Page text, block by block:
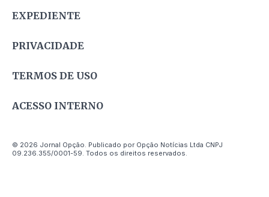
EXPEDIENTE
PRIVACIDADE
TERMOS DE USO
ACESSO INTERNO
© 2026 Jornal Opção. Publicado por Opção Notícias Ltda CNPJ
09.236.355/0001-59. Todos os direitos reservados.